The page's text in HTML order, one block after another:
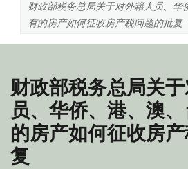
财政部税务总局关于对外籍人员、华
有的房产如何征收房产税问题的批复
财政部税务总局关
员、华侨、港、澳
的房产如何征收房
复